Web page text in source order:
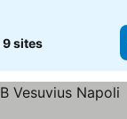
9 sites